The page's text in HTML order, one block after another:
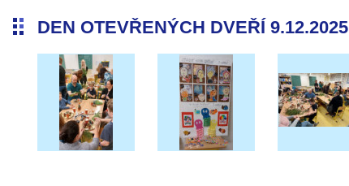
DEN OTEVŘENÝCH DVEŘÍ 9.12.2025